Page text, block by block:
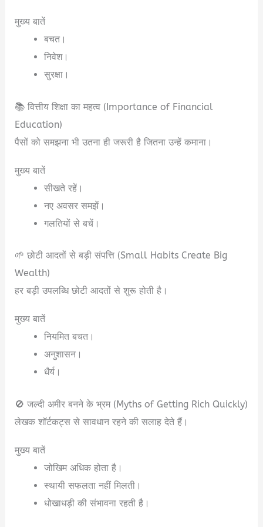
मुख्य बातें
बचत।
निवेश।
सुरक्षा।
📚 वित्तीय शिक्षा का महत्व (Importance of Financial
Education)
पैसों को समझना भी उतना ही जरूरी है जितना उन्हें कमाना।
मुख्य बातें
सीखते रहें।
नए अवसर समझें।
गलतियों से बचें।
🌱 छोटी आदतों से बड़ी संपत्ति (Small Habits Create Big
Wealth)
हर बड़ी उपलब्धि छोटी आदतों से शुरू होती है।
मुख्य बातें
नियमित बचत।
अनुशासन।
धैर्य।
🚫 जल्दी अमीर बनने के भ्रम (Myths of Getting Rich Quickly)
लेखक शॉर्टकट्स से सावधान रहने की सलाह देते हैं।
मुख्य बातें
जोखिम अधिक होता है।
स्थायी सफलता नहीं मिलती।
धोखाधड़ी की संभावना रहती है।